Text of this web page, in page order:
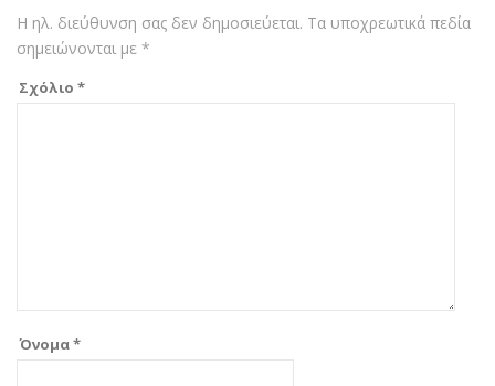
Η ηλ. διεύθυνση σας δεν δημοσιεύεται. Τα υποχρεωτικά πεδία
σημειώνονται με *
Σχόλιο *
Όνομα*